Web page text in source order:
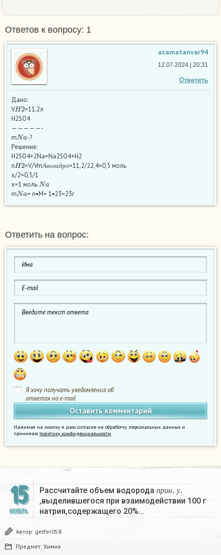
Ответов к вопросу: 1
azamatanvar94
Ответить
12.07.2024 | 20:31
Дано:
V
H2
=11,2л
Н2SO4
—————-
m
Na
-?
Решение:
Н2SO4+2Na=Na2SO4+H2
n
H2
=V/Vm
А в огадр о
=11,2/22,4=0,5 моль
х/2=0,5/1
х=1 моль
Na
m
Na
= n•M= 1•23=23г
Ответить на вопрос:
Я хочу получать уведомления об
ответах на e-mail
Нажимая на кнопку я даю согласие на обработку персональных данных и
принимаю политику конфиденциальности.
15
НОЯБРЬ
Рассчитайте объем водорода пр и н у
прин.у.
,выделившегося при взаимодействии 100 г
натрия,содержащего 20%…
Автор: getfer058
Предмет: Химия